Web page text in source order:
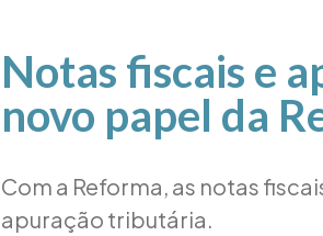
Notas fiscais e
novo papel da
Com a Reforma, as notas
apuração tributária.